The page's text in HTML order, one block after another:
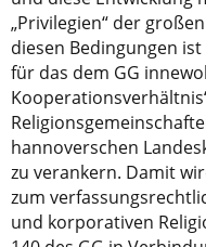
„Privilegien“ der
diesen Bedingungen
für das dem GG
hannoverschen
zu verankern. Damit
zum
und korporativen